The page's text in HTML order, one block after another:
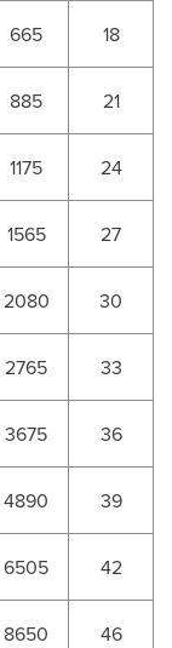
665 18
885 21
1175 24
1565 27
2080 30
2765 33
3675 36
4890 39
6505 42
8650 46